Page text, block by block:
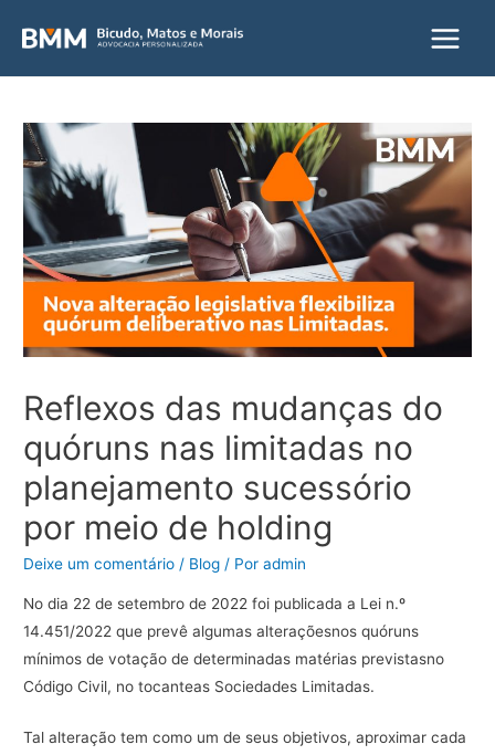
Main
Reflexos das mudanças do
quóruns nas limitadas no
planejamento sucessório
por meio de holding
Deixe um comentário / Blog / Poradmin
No dia 22 de setembro de 2022 foi publicada a Lei n.º
14.451/2022 que prevê algumas alteraçõesnos quóruns
mínimos de votação de determinadas matérias previstasno
Código Civil, no tocanteas Sociedades Limitadas.
Tal alteração tem como um de seus objetivos, aproximar cada